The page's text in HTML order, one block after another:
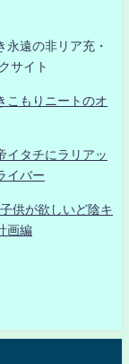
永遠の非リア充・
サイト
こもりニートのオ
イタチにラリアッ
イバー
供が欲しいど陰キ
画編